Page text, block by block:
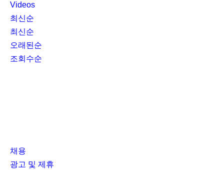
Videos
최신순
최신순
오래된순
조회수순
채용
광고 및 제휴